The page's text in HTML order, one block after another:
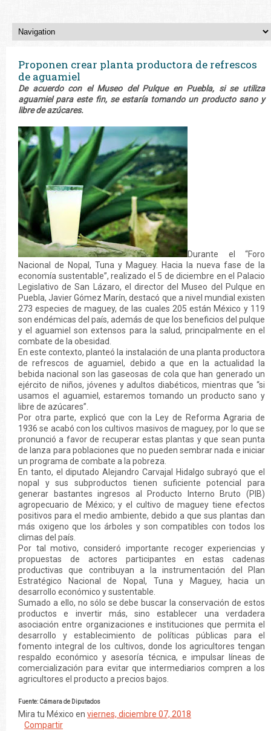
Proponen crear planta productora de refrescos
de aguamiel
De acuerdo con el Museo del Pulque en Puebla, si se utiliza
aguamiel para este fin, se estaría tomando un producto sano y
libre de azúcares.
Durante el “Foro
Nacional de Nopal, Tuna y Maguey. Hacia la nueva fase de la
economía sustentable”, realizado el 5 de diciembre en el Palacio
Legislativo de San Lázaro, el director del Museo del Pulque en
Puebla, Javier Gómez Marín, destacó que a nivel mundial existen
273 especies de maguey, de las cuales 205 están México y 119
son endémicas del país, además de que los beneficios del pulque
y el aguamiel son extensos para la salud, principalmente en el
combate de la obesidad.
En este contexto, planteó la instalación de una planta productora
de refrescos de aguamiel, debido a que en la actualidad la
bebida nacional son las gaseosas de cola que han generado un
ejército de niños, jóvenes y adultos diabéticos, mientras que “si
usamos el aguamiel, estaremos tomando un producto sano y
libre de azúcares”.
Por otra parte, explicó que con la Ley de Reforma Agraria de
1936 se acabó con los cultivos masivos de maguey, por lo que se
pronunció a favor de recuperar estas plantas y que sean punta
de lanza para poblaciones que no pueden sembrar nada e iniciar
un programa de combate a la pobreza.
En tanto, el diputado Alejandro Carvajal Hidalgo subrayó que el
nopal y sus subproductos tienen suficiente potencial para
generar bastantes ingresos al Producto Interno Bruto (PIB)
agropecuario de México; y el cultivo de maguey tiene efectos
positivos para el medio ambiente, debido a que sus plantas dan
más oxigeno que los árboles y son compatibles con todos los
climas del país.
Por tal motivo, consideró importante recoger experiencias y
propuestas de actores participantes en estas cadenas
productivas que contribuyan a la instrumentación del Plan
Estratégico Nacional de Nopal, Tuna y Maguey, hacia un
desarrollo económico y sustentable.
Sumado a ello, no sólo se debe buscar la conservación de estos
productos e invertir más, sino establecer una verdadera
asociación entre organizaciones e instituciones que permita el
desarrollo y establecimiento de políticas públicas para el
fomento integral de los cultivos, donde los agricultores tengan
respaldo económico y asesoría técnica, e impulsar líneas de
comercialización para evitar que intermediarios compren a los
agricultores el producto a precios bajos.
Fuente: Cámara de Diputados
Mira tu México en viernes, diciembre 07, 2018
Compartir